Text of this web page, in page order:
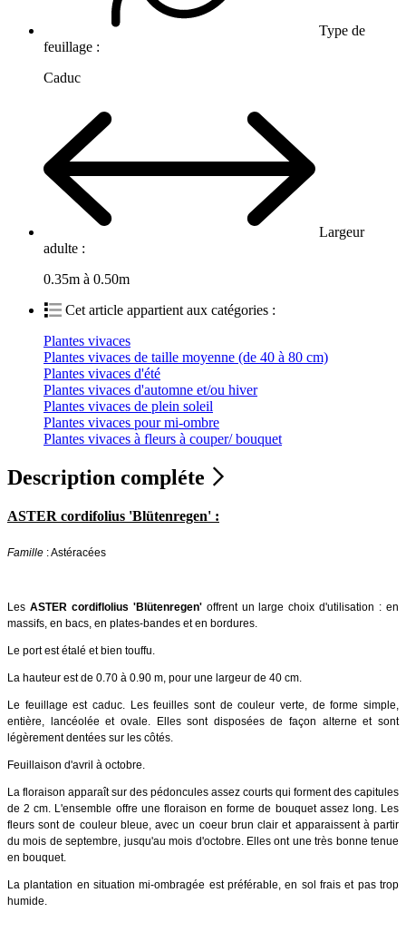
Type de
feuillage :
Caduc
Largeur
adulte :
0.35m à 0.50m
Cet article appartient aux catégories :
Plantes vivaces
Plantes vivaces de taille moyenne (de 40 à 80 cm)
Plantes vivaces d'été
Plantes vivaces d'automne et/ou hiver
Plantes vivaces de plein soleil
Plantes vivaces pour mi-ombre
Plantes vivaces à fleurs à couper/ bouquet
Description compléte
ASTER cordifolius 'Blütenregen' :
Famille : Astéracées
Les ASTER cordiflolius 'Blütenregen' offrent un large choix d'utilisation : en
massifs, en bacs, en plates-bandes et en bordures.
Le port est étalé et bien touffu.
La hauteur est de 0.70 à 0.90 m, pour une largeur de 40 cm.
Le feuillage est caduc. Les feuilles sont de couleur verte, de forme simple,
entière, lancéolée et ovale. Elles sont disposées de façon alterne et sont
légèrement dentées sur les côtés.
Feuillaison d'avril à octobre.
La floraison apparaît sur des pédoncules assez courts qui forment des capitules
de 2 cm. L'ensemble offre une floraison en forme de bouquet assez long. Les
fleurs sont de couleur bleue, avec un coeur brun clair et apparaissent à partir
du mois de septembre, jusqu'au mois d'octobre. Elles ont une très bonne tenue
en bouquet.
La plantation en situation mi-ombragée est préférable, en sol frais et pas trop
humide.